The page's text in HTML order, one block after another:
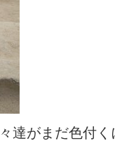
達がまだ色付